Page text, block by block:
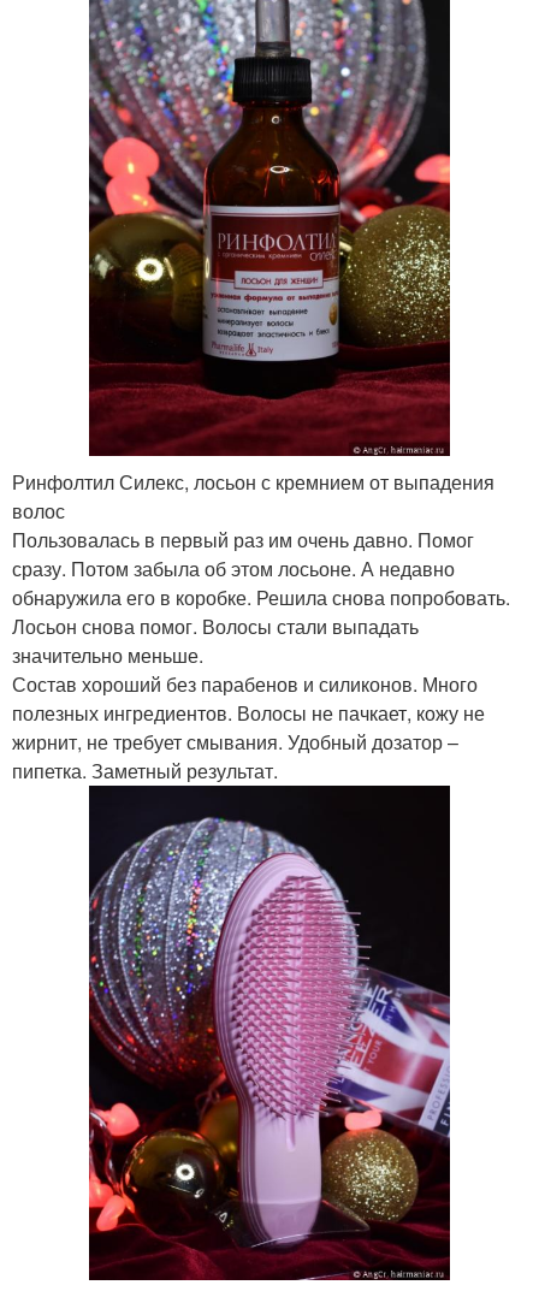
Ринфолтил Силекс, лосьон с кремнием от выпадения
волос
Пользовалась в первый раз им очень давно. Помог
сразу. Потом забыла об этом лосьоне. А недавно
обнаружила его в коробке. Решила снова попробовать.
Лосьон снова помог. Волосы стали выпадать
значительно меньше.
Состав хороший без парабенов и силиконов. Много
полезных ингредиентов. Волосы не пачкает, кожу не
жирнит, не требует смывания. Удобный дозатор –
пипетка. Заметный результат.